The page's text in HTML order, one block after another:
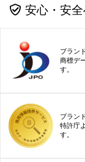
安心・安
ブラン
商標デ
す。
ブラン
特許庁
す。